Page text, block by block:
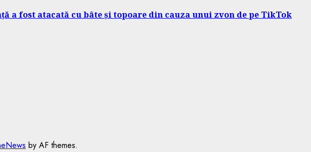
a fost atacată cu bâte și topoare din cauza unui zvon de pe TikTok
by AF themes.